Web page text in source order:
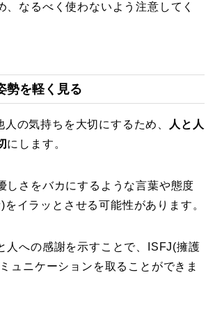
、なるべく使わないよう注意してく
勢を軽く見る
人の気持ちを大切にするため、
人と人
にします。
しさをバカにするような言葉や態度
イラッとさせる可能性があります。
人への感謝を示すことで、ISFJ(擁護
ュニケーションを取ることができま